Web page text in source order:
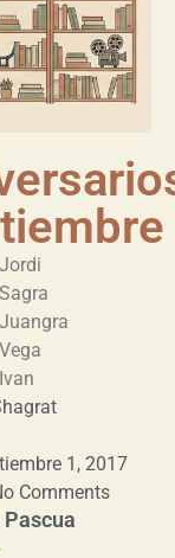
1, 2017
Comments
Pascua